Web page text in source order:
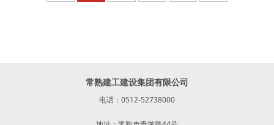
常熟建工建设集团有限公司
电话：0512-52738000